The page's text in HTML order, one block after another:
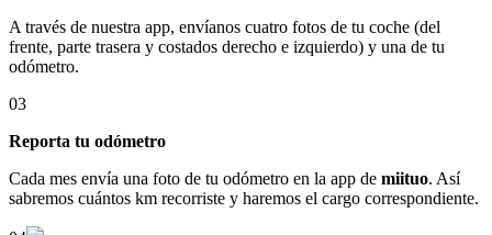
A través de nuestra app, envíanos cuatro fotos de tu coche (del
frente, parte trasera y costados derecho e izquierdo) y una de tu
odómetro.
03
Reporta tu odómetro
Cada mes envía una foto de tu odómetro en la app de miituo. Así
sabremos cuántos km recorriste y haremos el cargo correspondiente.